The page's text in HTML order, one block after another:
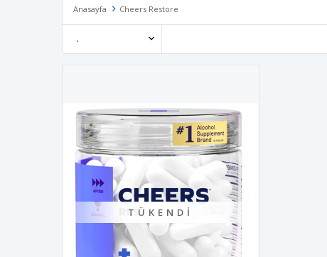
Anasayfa Cheers Restore
.
TÜKENDI